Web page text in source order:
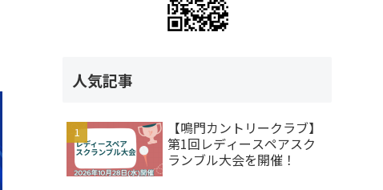
人気記事
【鳴門カントリークラブ】
第1回レディースペアスク
ランブル大会を開催！